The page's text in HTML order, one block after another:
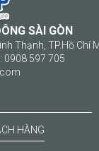
SÀI GÒN
Thạnh, TP.Hồ Chí
597 705
HÀNG